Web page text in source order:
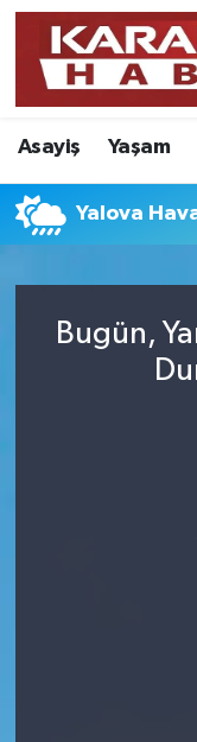
Asayiş Yaşam
Yalova
Bugün,
Asayiş
Bilim -
Eğitim
Foto Galeri
Nöbetçi
Hava Durumu
Karaman
Süper Lig
Son Dakika